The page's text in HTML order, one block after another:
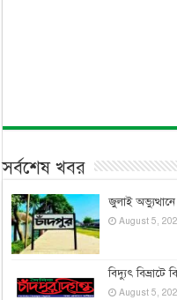
সর্বশেষ খবর
জুলাই
August 5,
বিদ্যুৎ বিভ্রাটে
August 5,